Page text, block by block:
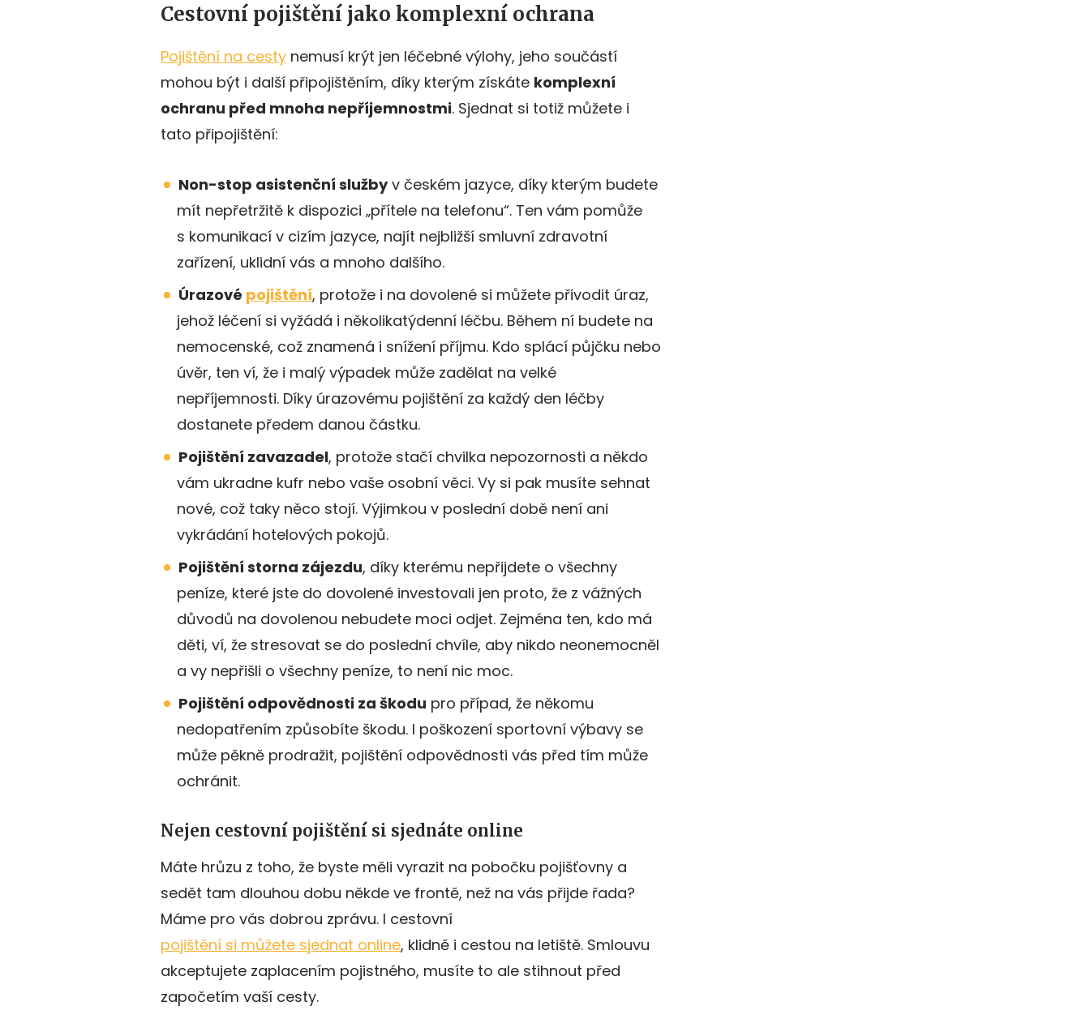
Cestovní pojištění jako komplexní ochrana
Pojištění na cesty nemusí krýt jen léčebné výlohy, jeho součástí
mohou být i další připojištěním, díky kterým získáte komplexní
ochranu před mnoha nepříjemnostmi. Sjednat si totiž můžete i
tato připojištění:
Non-stop asistenční službyv českém jazyce, díky kterým budete
mít nepřetržitě k dispozici „přítele na telefonu“. Ten vám pomůže
s komunikací v cizím jazyce, najít nejbližší smluvní zdravotní
zařízení, uklidní vás a mnoho dalšího.
Úrazové pojištění, protože i na dovolené si můžete přivodit úraz,
jehož léčení si vyžádá i několikatýdenní léčbu. Během ní budete na
nemocenské, což znamená i snížení příjmu. Kdo splácí půjčku nebo
úvěr, ten ví, že i malý výpadek může zadělat na velké
nepříjemnosti. Díky úrazovému pojištění za každý den léčby
dostanete předem danou částku.
Pojištění zavazadel, protože stačí chvilka nepozornosti a někdo
vám ukradne kufr nebo vaše osobní věci. Vy si pak musíte sehnat
nové, což taky něco stojí. Výjimkou v poslední době není ani
vykrádání hotelových pokojů.
Pojištění storna zájezdu, díky kterému nepřijdete o všechny
peníze, které jste do dovolené investovali jen proto, že z vážných
důvodů na dovolenou nebudete moci odjet. Zejména ten, kdo má
děti, ví, že stresovat se do poslední chvíle, aby nikdo neonemocněl
a vy nepřišli o všechny peníze, to není nic moc.
Pojištění odpovědnosti za škodu pro případ, že někomu
nedopatřením způsobíte škodu. I poškození sportovní výbavy se
může pěkně prodražit, pojištění odpovědnosti vás před tím může
ochránit.
Nejen cestovní pojištění si sjednáte online
Máte hrůzu z toho, že byste měli vyrazit na pobočku pojišťovny a
sedět tam dlouhou dobu někde ve frontě, než na vás přijde řada?
Máme pro vás dobrou zprávu. I cestovní
pojištění si můžete sjednat online, klidně i cestou na letiště. Smlouvu
akceptujete zaplacením pojistného, musíte to ale stihnout před
započetím vaší cesty.